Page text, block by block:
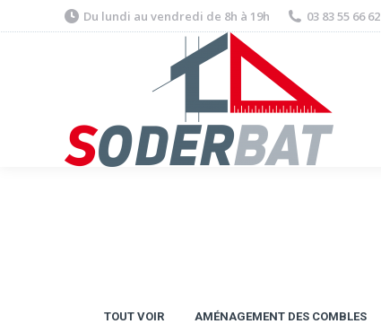
Du lundi au vendredi de 8h à 19h 03 83 55 66 62
TOUT VOIR AMÉNAGEMENT DES COMBLES